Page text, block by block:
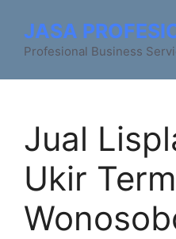
JASA
Profesional Business
Jual
Ukir